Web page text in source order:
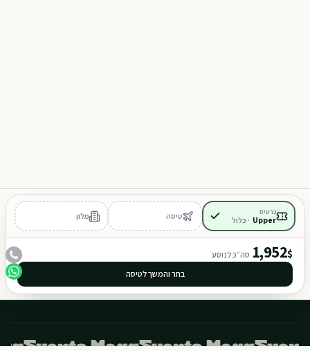
401 402
כרטיס
Upper
· כלול טיסה מלון
$
1,952 סה״כ לנוסע
בחר והמשך לטיסה